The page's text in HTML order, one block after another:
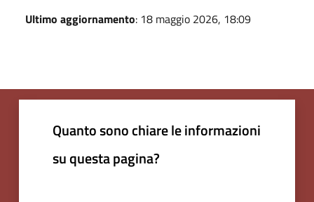
Ultimo aggiornamento: 18 maggio 2026, 18:09
Quanto sono chiare le informazioni
su questa pagina?